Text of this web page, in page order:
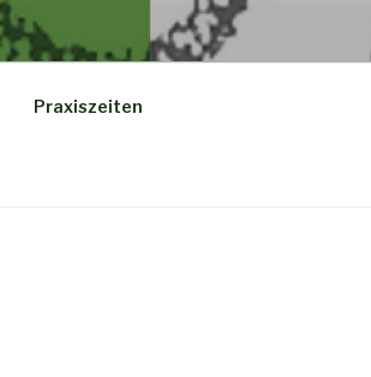
Praxiszeiten